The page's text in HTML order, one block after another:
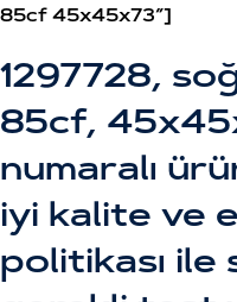
85cf 45x45x73″]
1297728,
85cf,
numaralı
iyi kalite ve
politikası ile